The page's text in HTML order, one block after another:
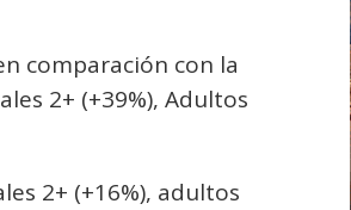
comparación con la
2+ (+39%), Adultos
2+ (+16%), adultos